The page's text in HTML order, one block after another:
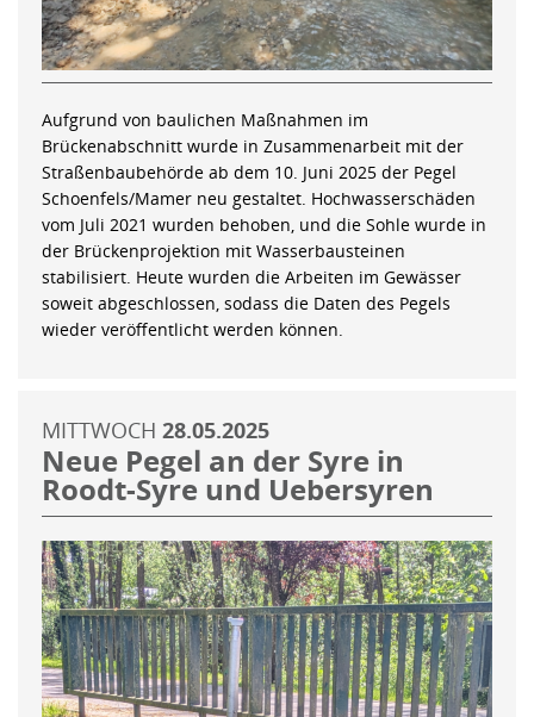
Aufgrund von baulichen Maßnahmen im
Brückenabschnitt wurde in Zusammenarbeit mit der
Straßenbaubehörde ab dem 10. Juni 2025 der Pegel
Schoenfels/Mamer neu gestaltet. Hochwasserschäden
vom Juli 2021 wurden behoben, und die Sohle wurde in
der Brückenprojektion mit Wasserbausteinen
stabilisiert. Heute wurden die Arbeiten im Gewässer
soweit abgeschlossen, sodass die Daten des Pegels
wieder veröffentlicht werden können.
MITTWOCH 28.05.2025
Neue Pegel an der Syre in
Roodt-Syre und Uebersyren